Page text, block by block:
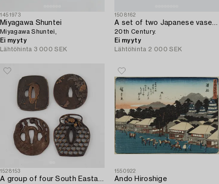
1451973
Miyagawa Shuntei
Miyagawa Shuntei,
Ei myyty
Lähtöhinta 3 000 SEK
1508162
20th Century.
Ei myyty
Lähtöhinta 2 000 SEK
1528153 1550922
Ando Hiroshige